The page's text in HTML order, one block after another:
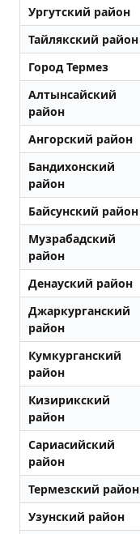
Ургутский район
Тайлякский район
Город Термез
Алтынсайский
район
Ангорский район
Бандихонский
район
Байсунский район
Музрабадский
район
Денауский район
Джаркурганский
район
Кумкурганский
район
Кизирикский
район
Сариасийский
район
Термезский район
Узунский район